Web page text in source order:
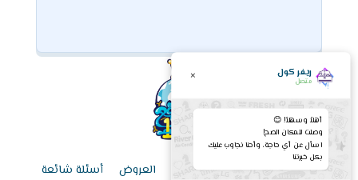
ريفر كول
متصل ×
أهلاً وسهلاً! 😊
وصلت للمكان الصح!
اسأل عن أي حاجة، وأحنا نجاوب عليك
بكل خبرتنا
الرئيسية قائمة الأسعار اليوم العروض أسئلة شائعة